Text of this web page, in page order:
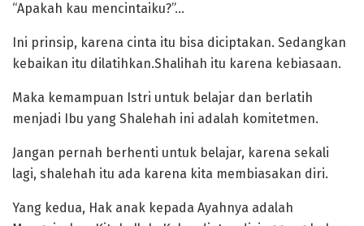
“Apakah kau mencintaiku?”…
Ini prinsip, karena cinta itu bisa diciptakan. Sedangkan
kebaikan itu dilatihkan.Shalihah itu karena kebiasaan.
Maka kemampuan Istri untuk belajar dan berlatih
menjadi Ibu yang Shalehah ini adalah komitetmen.
Jangan pernah berhenti untuk belajar, karena sekali
lagi, shalehah itu ada karena kita membiasakan diri.
Yang kedua, Hak anak kepada Ayahnya adalah